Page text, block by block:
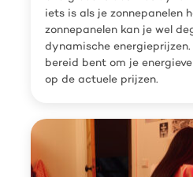
iets is als je zonnepanelen
zonnepanelen kan je wel
dynamische energieprijzen.
bereid bent om je
op de actuele prijzen.